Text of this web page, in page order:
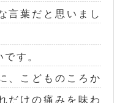
言葉だと思いまし
す。
、こどものころか
だけの痛みを味わ